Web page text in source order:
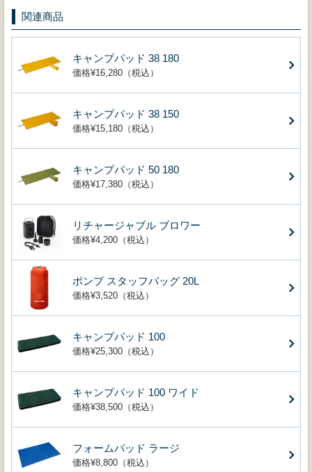
関連商品
キャンプパッド 38 180
価格¥16,280（税込）
キャンプパッド 38 150
価格¥15,180（税込）
キャンプパッド 50 180
価格¥17,380（税込）
リチャージャブル ブロワー
価格¥4,200（税込）
ポンプ スタッフバッグ 20L
価格¥3,520（税込）
キャンプパッド 100
価格¥25,300（税込）
キャンプパッド 100 ワイド
価格¥38,500（税込）
フォームパッド ラージ
価格¥8,800（税込）